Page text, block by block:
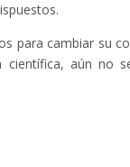
para cambiar su
aún no